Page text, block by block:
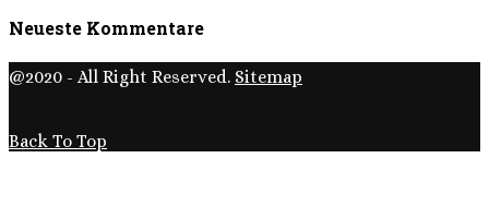
Neueste Kommentare
@2020 - All Right Reserved. Sitemap
Back To Top